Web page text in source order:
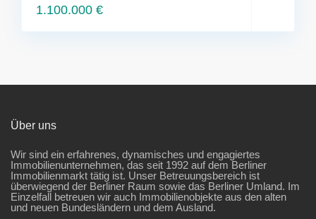
1.100.000 €
Über uns
Wir sind ein erfahrenes, dynamisches und engagiertes
Immobilienunternehmen, das seit 1992 auf dem Berliner
Immobilienmarkt tätig ist. Unser Betreuungsbereich ist
überwiegend der Berliner Raum sowie das Berliner Umland. Im
Einzelfall betreuen wir auch Immobilienobjekte aus den alten
und neuen Bundesländern und dem Ausland.